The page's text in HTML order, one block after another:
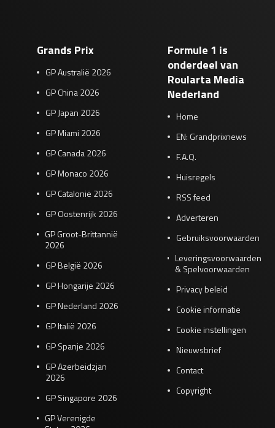
Grands Prix
GP Australië 2026
GP China 2026
GP Japan 2026
GP Miami 2026
GP Canada 2026
GP Monaco 2026
GP Catalonië 2026
GP Oostenrijk 2026
GP Groot-Brittannië
2026
GP België 2026
GP Hongarije 2026
GP Nederland 2026
GP Italië 2026
GP Spanje 2026
GP Azerbeidzjan
2026
GP Singapore 2026
GP Verenigde
Formule 1 is
onderdeel van
Roularta Media
Nederland
Home
EN: Grandprixnews
F.A.Q.
Huisregels
RSS feed
Adverteren
Gebruiksvoorwaarden
Leveringsvoorwaarden
& Spelvoorwaarden
Privacy beleid
Cookie informatie
Cookie instellingen
Nieuwsbrief
Contact
Copyright